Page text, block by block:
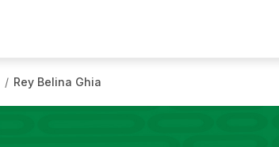
/ Rey Belina Ghia